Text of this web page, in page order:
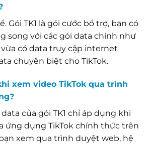
Gói TK1 là gói cước bổ trợ, bạn có
song với các gói data chính như
vừa có data truy cập internet
chuyên biệt cho TikTok.
xem video TikTok qua trình
của gói TK1 chỉ áp dụng khi
ứng dụng TikTok chính thức trên
xem qua trình duyệt web, hệ